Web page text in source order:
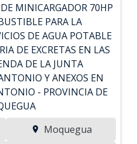
MINICARGADOR 70HP
PARA LA
DE AGUA POTABLE
DE EXCRETAS EN LAS
DE LA JUNTA
Y ANEXOS EN
- PROVINCIA DE
Moquegua